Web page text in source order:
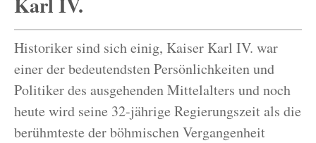
Historiker sind sich einig, Kaiser Karl IV. war
einer der bedeutendsten Persönlichkeiten und
Politiker des ausgehenden Mittelalters und noch
heute wird seine 32-jährige Regierungszeit als die
berühmteste der böhmischen Vergangenheit